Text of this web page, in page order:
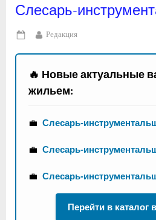
Слесарь-
Posted
on
By
Редакция
🔥 Новые актуальные
жильем:
💼 Слесарь-
💼 Слесарь-
💼 Слесарь-
Перейти в каталог